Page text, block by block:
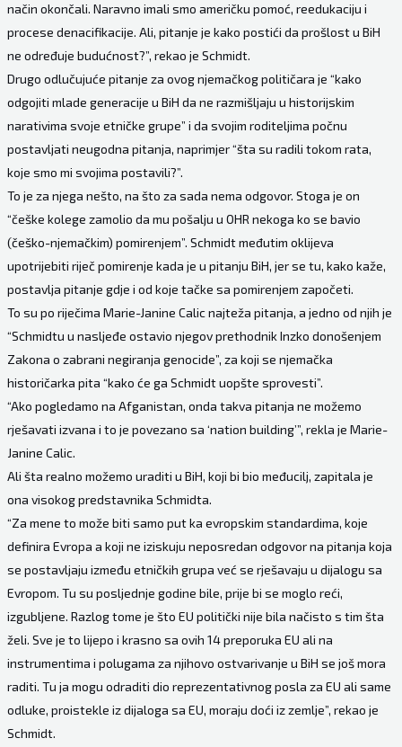
način okončali. Naravno imali smo američku pomoć, reedukaciju i
procese denacifikacije. Ali, pitanje je kako postići da prošlost u BiH
ne određuje budućnost?”, rekao je Schmidt.
Drugo odlučujuće pitanje za ovog njemačkog političara je “kako
odgojiti mlade generacije u BiH da ne razmišljaju u historijskim
narativima svoje etničke grupe” i da svojim roditeljima počnu
postavljati neugodna pitanja, naprimjer “šta su radili tokom rata,
koje smo mi svojima postavili?”.
To je za njega nešto, na što za sada nema odgovor. Stoga je on
“češke kolege zamolio da mu pošalju u OHR nekoga ko se bavio
(češko-njemačkim) pomirenjem”. Schmidt međutim oklijeva
upotrijebiti riječ pomirenje kada je u pitanju BiH, jer se tu, kako kaže,
postavlja pitanje gdje i od koje tačke sa pomirenjem započeti.
To su po riječima Marie-Janine Calic najteža pitanja, a jedno od njih je
“Schmidtu u nasljeđe ostavio njegov prethodnik Inzko donošenjem
Zakona o zabrani negiranja genocide”, za koji se njemačka
historičarka pita “kako će ga Schmidt uopšte sprovesti”.
“Ako pogledamo na Afganistan, onda takva pitanja ne možemo
rješavati izvana i to je povezano sa ‘nation building’”, rekla je Marie-
Janine Calic.
Ali šta realno možemo uraditi u BiH, koji bi bio međucilj, zapitala je
ona visokog predstavnika Schmidta.
“Za mene to može biti samo put ka evropskim standardima, koje
definira Evropa a koji ne iziskuju neposredan odgovor na pitanja koja
se postavljaju između etničkih grupa već se rješavaju u dijalogu sa
Evropom. Tu su posljednje godine bile, prije bi se moglo reći,
izgubljene. Razlog tome je što EU politički nije bila načisto s tim šta
želi. Sve je to lijepo i krasno sa ovih 14 preporuka EU ali na
instrumentima i polugama za njihovo ostvarivanje u BiH se još mora
raditi. Tu ja mogu odraditi dio reprezentativnog posla za EU ali same
odluke, proistekle iz dijaloga sa EU, moraju doći iz zemlje”, rekao je
Schmidt.